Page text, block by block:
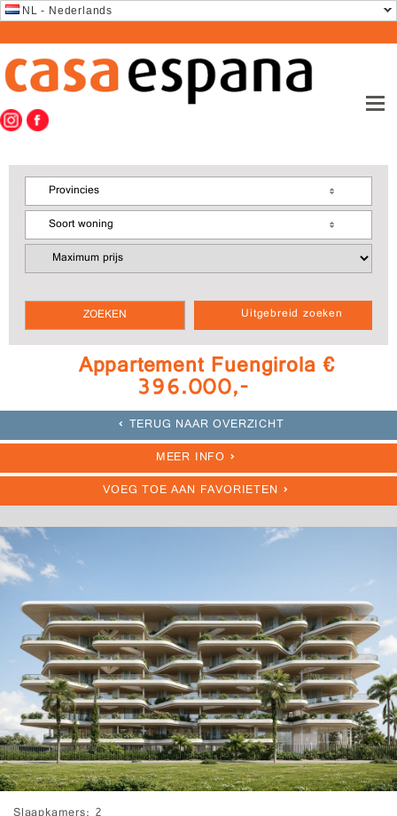
NL - Nederlands
Uitgebreid zoeken
Provincies
Soort woning
Appartement Fuengirola €
396.000,-
TERUG NAAR OVERZICHT
MEER INFO
VOEG TOE AAN FAVORIETEN